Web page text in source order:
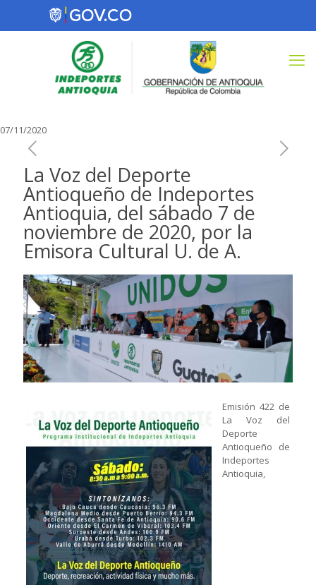
07/11/2020
La Voz del Deporte
Antioqueño de Indeportes
Antioquia, del sábado 7 de
noviembre de 2020, por la
Emisora Cultural U. de A.
Emisión 422 de
La Voz del
Deporte
Antioqueño de
Indeportes
Antioquia,